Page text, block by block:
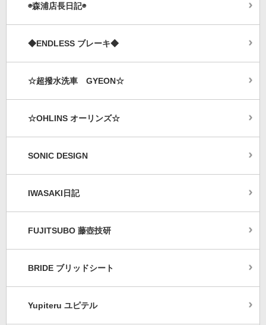
◉森浦店長日記◉
◆ENDLESS ブレーキ◆
☆超撥水洗車 GYEON☆
☆OHLINS オーリンズ☆
SONIC DESIGN
IWASAKI日記
FUJITSUBO 藤壺技研
BRIDE ブリッドシート
Yupiteru ユピテル